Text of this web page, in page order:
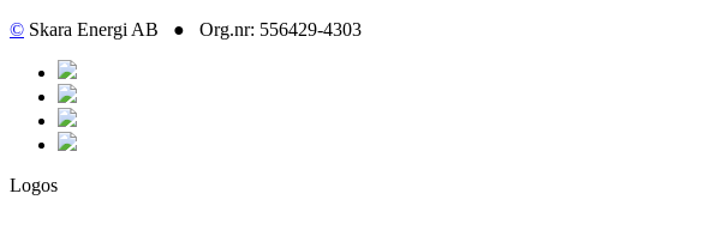
© Skara Energi AB ● Org.nr: 556429-4303
Logos